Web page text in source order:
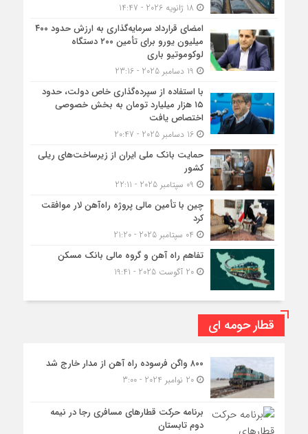
امضای قرارداد سرمایه‌گذاری به ارزش حدود ۴۰۰
میلیون یورو برای تأمین ۲۰۰ دستگاه
لوکوموتیو باری
با استفاده از سپرده‌گذاری خاص دولت، حدود
۱۵ هزار میلیارد تومان به بخش خصوصی
اختصاص یافت
16 دسامبر 2025 - 20:47
حمایت بانک ملی ایران از زیرساخت‌های ریلی
کشور
چین با تأمین مالی پروژه راه‌آهن لار موافقت
کرد
تفاهم راه آهن و گروه مالی بانک مسکن
20 آگوست 2025 - 19:41
قطار حومه ای
۸۰۰ واگن فرسوده راه آهن از مدار خارج شد
20 نوامبر 2024 - 3:00
برنامه حرکت قطارهای مسافری رجا در نیمه
دوم تابستان